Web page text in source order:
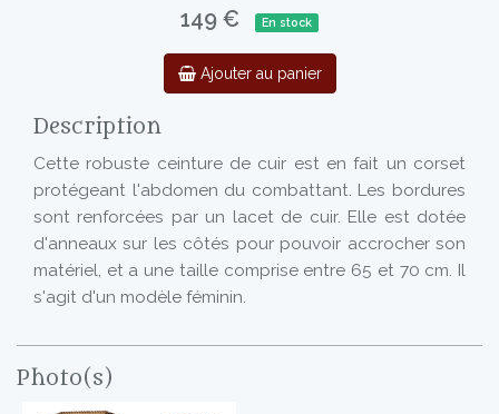
149 € En stock
Ajouter au panier
Description
Cette robuste ceinture de cuir est en fait un corset
protégeant l'abdomen du combattant. Les bordures
sont renforcées par un lacet de cuir. Elle est dotée
d'anneaux sur les côtés pour pouvoir accrocher son
matériel, et a une taille comprise entre 65 et 70 cm. Il
s'agit d'un modèle féminin.
Photo(s)